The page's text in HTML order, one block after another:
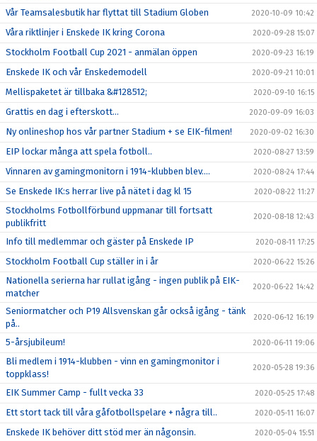
Vår Teamsalesbutik har flyttat till Stadium Globen 2020-10-09 10:42
Våra riktlinjer i Enskede IK kring Corona 2020-09-28 15:07
Stockholm Football Cup 2021 - anmälan öppen 2020-09-23 16:19
Enskede IK och vår Enskedemodell 2020-09-21 10:01
Mellispaketet är tillbaka &#128512; 2020-09-10 16:15
Grattis en dag i efterskott... 2020-09-09 16:03
Ny onlineshop hos vår partner Stadium + se EIK-filmen! 2020-09-02 16:30
EIP lockar många att spela fotboll.. 2020-08-27 13:59
Vinnaren av gamingmonitorn i 1914-klubben blev.... 2020-08-24 17:44
Se Enskede IK:s herrar live på nätet i dag kl 15 2020-08-22 11:27
Stockholms Fotbollförbund uppmanar till fortsatt
publikfritt
2020-08-18 12:43
Info till medlemmar och gäster på Enskede IP 2020-08-11 17:25
Stockholm Football Cup ställer in i år 2020-06-22 15:26
Nationella serierna har rullat igång - ingen publik på EIK-
matcher
2020-06-22 14:42
Seniormatcher och P19 Allsvenskan går också igång - tänk
på..
2020-06-12 16:19
5-årsjubileum! 2020-06-11 19:06
Bli medlem i 1914-klubben - vinn en gamingmonitor i
toppklass!
2020-05-28 19:36
EIK Summer Camp - fullt vecka 33 2020-05-25 17:48
Ett stort tack till våra gåfotbollspelare + några till.. 2020-05-11 16:07
Enskede IK behöver ditt stöd mer än någonsin. 2020-05-04 15:51